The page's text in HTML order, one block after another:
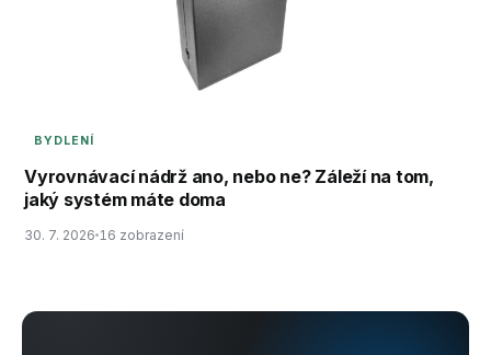
BYDLENÍ
Vyrovnávací nádrž ano, nebo ne? Záleží na tom,
jaký systém máte doma
30. 7. 2026 16 zobrazení